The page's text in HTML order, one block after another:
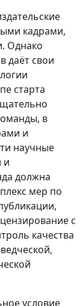
кадрами,
Однако
даёт свои
старта
в
и
научные
и
должна
мер по
с
качества
условие